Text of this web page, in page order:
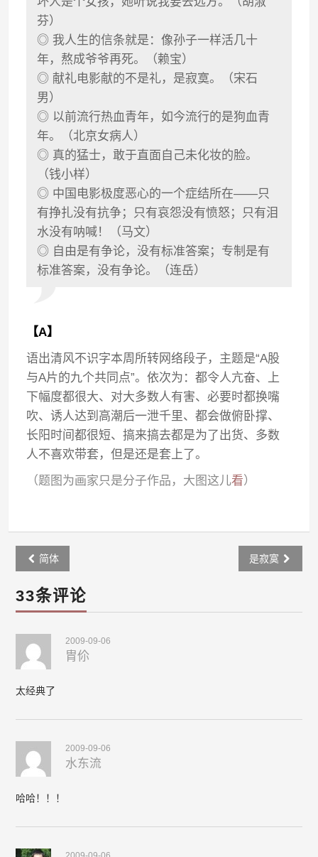
芬）
◎ 我人生的信条就是：像孙子一样活几十
年，熬成爷爷再死。（赖宝）
◎ 献礼电影献的不是礼，是寂寞。（宋石
男）
◎ 以前流行热血青年，如今流行的是狗血青
年。（北京女病人）
◎ 真的猛士，敢于直面自己未化妆的脸。
（钱小样）
◎ 中国电影极度恶心的一个症结所在——只
有挣扎没有抗争；只有哀怨没有愤怒；只有泪
水没有呐喊！（马文）
◎ 自由是有争论，没有标准答案；专制是有
标准答案，没有争论。（连岳）
【A】
语出清风不识字本周所转网络段子，主题是“A股
与A片的九个共同点”。依次为：都令人亢奋、上
下幅度都很大、对大多数人有害、必要时都换嘴
吹、诱人达到高潮后一泄千里、都会做俯卧撑、
长阳时间都很短、搞来搞去都是为了出货、多数
人不喜欢带套，但是还是套上了。
（题图为画家只是分子作品，大图这儿看）
Post
navigation
简体 是寂寞
33条评论
2009-09-06
胄伱
太经典了
2009-09-06
水东流
哈哈！！！